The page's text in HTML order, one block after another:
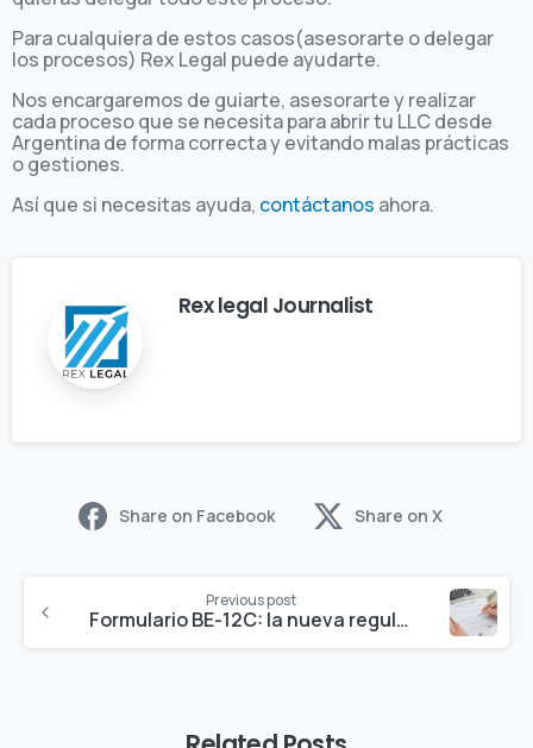
Para cualquiera de estos casos(asesorarte o delegar
los procesos) Rex Legal puede ayudarte.
Nos encargaremos de guiarte, asesorarte y realizar
cada proceso que se necesita para abrir tu LLC desde
Argentina de forma correcta y evitando malas prácticas
o gestiones.
Así que si necesitas ayuda, contáctanos ahora.
Rex legal Journalist
Share on Facebook Share on X
Previous post
Formulario BE-12C: la nueva regulación de la Bureau of Economic Analysis 2023